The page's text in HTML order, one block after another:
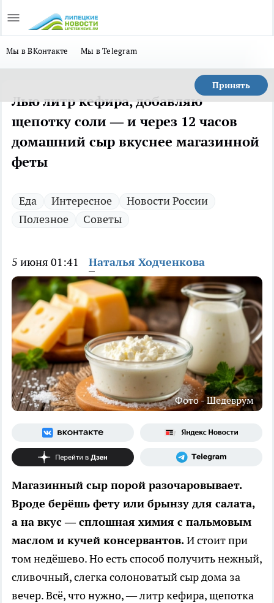
Мы в ВКонтакте Мы в Telegram
Принять
Лью литр кефира, добавляю
щепотку соли — и через 12 часов
домашний сыр вкуснее магазинной
феты
Еда Интересное
Новости России
Полезное
Советы
5 июня 01:41 Наталья Ходченкова
Фото - Шедеврум
Магазинный сыр порой разочаровывает.
Вроде берёшь фету или брынзу для салата,
а на вкус — сплошная химия с пальмовым
маслом и кучей консервантов.И стоит при
том недёшево. Но есть способ получить нежный,
сливочный, слегка солоноватый сыр дома за
вечер. Всё, что нужно, — литр кефира, щепотка